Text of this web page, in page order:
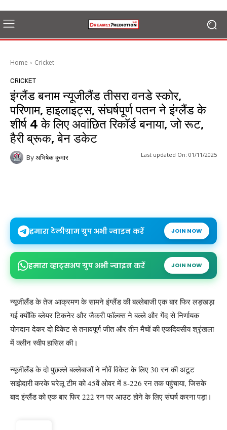
Home Cricket
CRICKET
इंग्लैंड बनाम न्यूजीलैंड तीसरा वनडे स्कोर,
परिणाम, हाइलाइट्स, संघर्षपूर्ण पतन ने इंग्लैंड के
शीर्ष 4 के लिए अवांछित रिकॉर्ड बनाया, जो रूट,
हैरी ब्रूक, बेन डकेट
By अभिषेक कुमार Last updated On: 01/11/2025
हमारा टेलीग्राम ग्रुप अभी ज्वाइन करें JOIN NOW
हमारा व्हाट्सअप ग्रुप अभी ज्वाइन करें JOIN NOW
न्यूजीलैंड के तेज आक्रमण के सामने इंग्लैंड की बल्लेबाजी एक बार फिर लड़खड़ा
गई क्योंकि ब्लेयर टिकनेर और जैकरी फॉल्क्स ने बल्ले और गेंद से निर्णायक
योगदान देकर दो विकेट से तनावपूर्ण जीत और तीन मैचों की एकदिवसीय श्रृंखला
में क्लीन स्वीप हासिल की।
न्यूजीलैंड के दो पुछल्ले बल्लेबाजों ने नौवें विकेट के लिए 30 रन की अटूट
साझेदारी करके घरेलू टीम को 45वें ओवर में 8-226 रन तक पहुंचाया, जिसके
बाद इंग्लैंड को एक बार फिर 222 रन पर आउट होने के लिए संघर्ष करना पड़ा।